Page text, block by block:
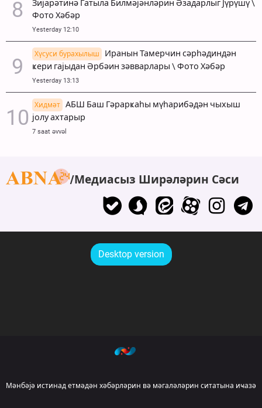
Зијарәтинә Гатыла Билмәјәнләрин Әзадарлыг Јүрүшү \
Фото Хәбәр
Yesterday 12:10
Хүсуси бурахылыш
Иранын Тамерчин сәрһәдиндән
ҝери гајыдан Әрбәин зәвварлары \ Фото Хәбәр
Yesterday 13:13
Хидмәт
АБШ Баш Гәрарҝаһы мүһарибәдән чыхыш
јолу ахтарыр
7 saat əvvəl
Медиасыз Ширәләрин Сәси
Desktop version
Мәнбәјә истинад етмәдән хәбәрләрин вә мәгаләләрин ситатына иҹазә